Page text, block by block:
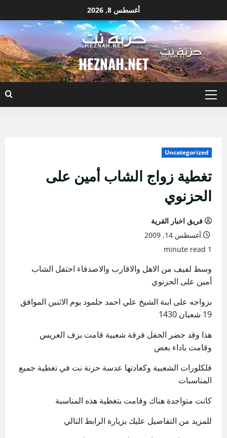
إلى
أغسطس 8, 2026
HEZNAH.NET
القائمة
Uncategorized
تغطية زواج الشاب أمين على
الحزنوي
فريق اخبار القرية
أغسطس 14, 2009
1 minute read
وسط لفيف من الاهل والاقارب والاصدقاء احتفل الشاب
أمين على الحزنوي
بزواجه على ابنة الشيخ علي احمد جلمود يوم الاثنين الموافق
19 شعبان 1430
هذا وقد حضر الحفل فرقة شعبية قامت بزف العريس
وقامت باداء بعض
فلكلورات الشعبية وكعادتها عدسة حزنة نت في تغطية جميع
المناسبات
كانت متواجدة هناك وقامت بتغطية هذه المناسبة
للمزيد من التفاصيل عليك بزيارة الرابط التالي